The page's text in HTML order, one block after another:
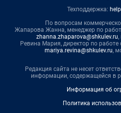
Техподдержка:
По вопросам
Жапарова Жанна, менеджер по
zhanna.zhaparova@shkulev.ru,
Ревина Мария, директор по
mariya.revina@shkulev.ru,
Редакция сайта не несет
информации, содержащейся в
Информация об
Политика